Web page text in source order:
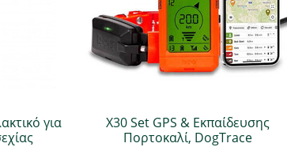
για
X30 Set GPS & Εκπαίδευσης
Πορτοκαλί, DogTrace